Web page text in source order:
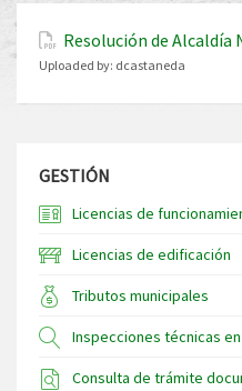
Resolución de Alcaldía
Uploaded by: dcastaneda
GESTIÓN
Licencias de
Licencias de edificación
Tributos municipales
Inspecciones técnicas
Consulta de trámite